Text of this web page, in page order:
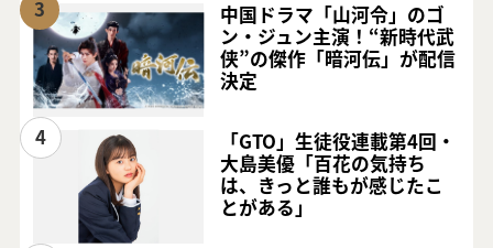
3
中国ドラマ「山河令」のゴ
ン・ジュン主演！“新時代武
侠”の傑作「暗河伝」が配信
決定
4
「GTO」生徒役連載第4回・
大島美優「百花の気持ち
は、きっと誰もが感じたこ
とがある」